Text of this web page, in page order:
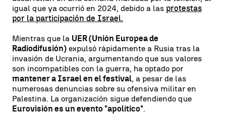
igual que ya ocurrió en 2024, debido a las protestas
por la participación de Israel.
Mientras que la UER (Unión Europea de
Radiodifusión) expulsó rápidamente a Rusia tras la
invasión de Ucrania, argumentando que sus valores
son incompatibles con la guerra, ha optado por
mantener a Israel en el festival, a pesar de las
numerosas denuncias sobre su ofensiva militar en
Palestina. La organización sigue defendiendo que
Eurovisión es un evento "apolítico".